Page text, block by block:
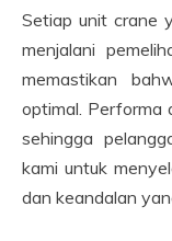
Setiap unit crane
menjalani
memastikan
optimal. Performa
sehingga
kami untuk
dan keandalan